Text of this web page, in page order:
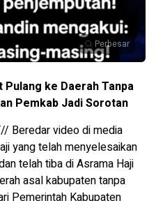
Perbesar
ke Daerah Tanpa
Pemkab Jadi Sorotan
Beredar video di media
yang telah menyelesaikan
telah tiba di Asrama Haji
asal kabupaten tanpa
Pemerintah Kabupaten